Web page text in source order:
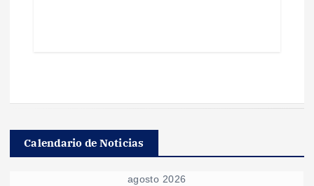
Calendario de Noticias
agosto 2026